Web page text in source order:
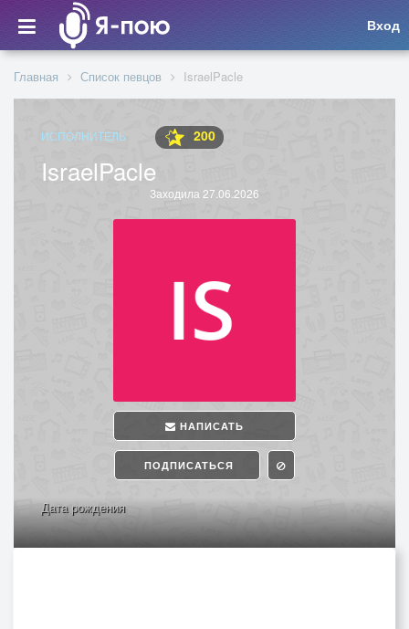
Вход
Главная Список певцов IsraelPacle
ИСПОЛНИТЕЛЬ 200
IsraelPacle
Заходила 27.06.2026
НАПИСАТЬ
ПОДПИСАТЬСЯ
Дата рождения